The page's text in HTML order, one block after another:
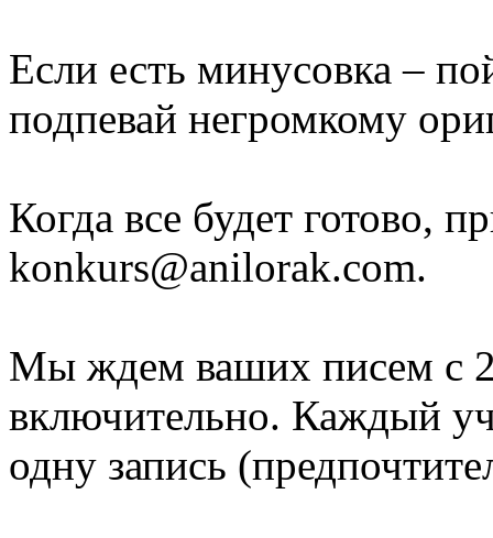
Если есть минусовка –
подпевай негромкому
Когда все будет готово,
konkurs@anilorak.com.
Мы ждем ваших писем с
включительно. Каждый
одну запись